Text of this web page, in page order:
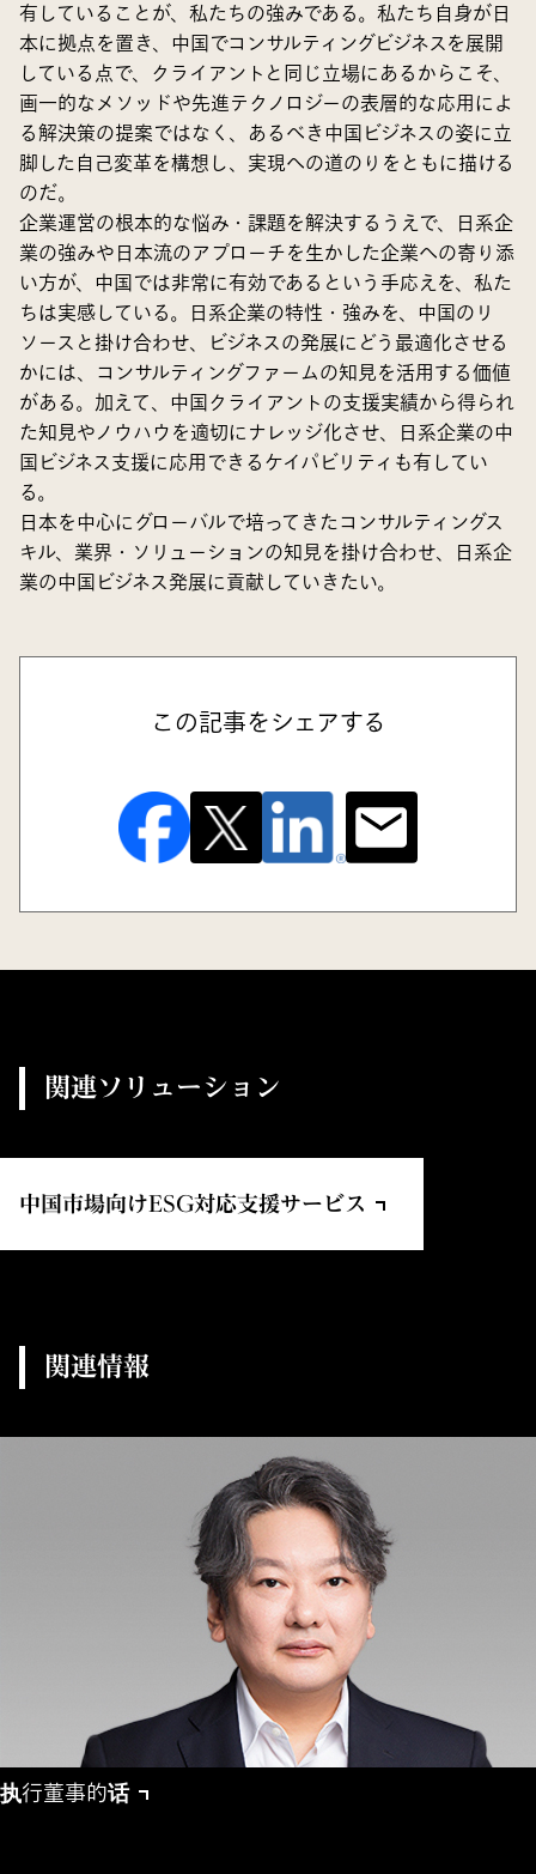
有していることが、私たちの強みである。私たち自身が日
本に拠点を置き、中国でコンサルティングビジネスを展開
している点で、クライアントと同じ立場にあるからこそ、
画一的なメソッドや先進テクノロジーの表層的な応用によ
る解決策の提案ではなく、あるべき中国ビジネスの姿に立
脚した自己変革を構想し、実現への道のりをともに描ける
のだ。
企業運営の根本的な悩み・課題を解決するうえで、日系企
業の強みや日本流のアプローチを生かした企業への寄り添
い方が、中国では非常に有効であるという手応えを、私た
ちは実感している。日系企業の特性・強みを、中国のリ
ソースと掛け合わせ、ビジネスの発展にどう最適化させる
かには、コンサルティングファームの知見を活用する価値
がある。加えて、中国クライアントの支援実績から得られ
た知見やノウハウを適切にナレッジ化させ、日系企業の中
国ビジネス支援に応用できるケイパビリティも有してい
る。
日本を中心にグローバルで培ってきたコンサルティングス
キル、業界・ソリューションの知見を掛け合わせ、日系企
業の中国ビジネス発展に貢献していきたい。
この記事をシェアする
関連ソリューション
中国市場向けESG対応支援サービス
関連情報
执行董事的话